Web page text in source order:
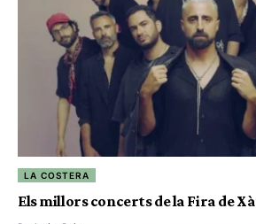
LA COSTERA
Els millors concerts de la Fira de